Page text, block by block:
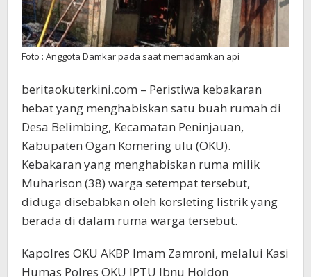
Foto : Anggota Damkar pada saat memadamkan api
beritaokuterkini.com – Peristiwa kebakaran
hebat yang menghabiskan satu buah rumah di
Desa Belimbing, Kecamatan Peninjauan,
Kabupaten Ogan Komering ulu (OKU).
Kebakaran yang menghabiskan ruma milik
Muharison (38) warga setempat tersebut,
diduga disebabkan oleh korsleting listrik yang
berada di dalam ruma warga tersebut.
Kapolres OKU AKBP Imam Zamroni, melalui Kasi
Humas Polres OKU IPTU Ibnu Holdon